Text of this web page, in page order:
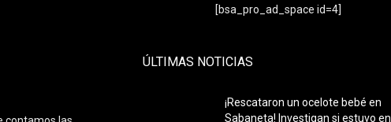
[bsa_pro_ad_space id=4]
ÚLTIMAS NOTICIAS
¡Rescataron un ocelote bebé en
Sabaneta! Investigan si estuvo en